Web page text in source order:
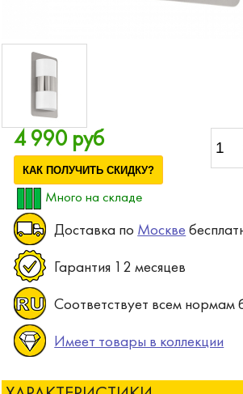
4 990 руб
КАК ПОЛУЧИТЬ СКИДКУ?
Много на складе
Доставка по Москве
Гарантия 12 месяцев
Соответствует всем нормам
Имеет товары в коллекции